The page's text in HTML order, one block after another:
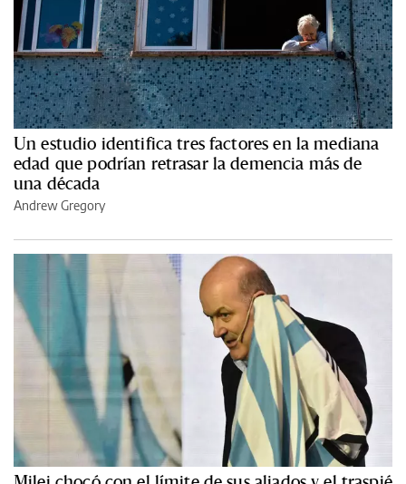
Un estudio identifica tres factores en la mediana
edad que podrían retrasar la demencia más de
una década
Andrew Gregory